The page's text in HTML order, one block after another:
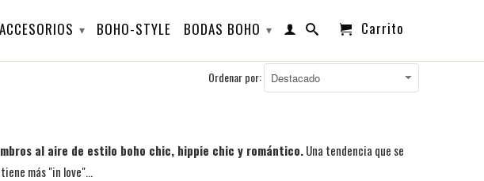
ACCESORIOS ▾ BOHO-STYLE BODAS BOHO ▾ Carrito
Ordenar por:
al aire de estilo boho chic, hippie chic y romántico.Una tendencia que se
más "in love"...